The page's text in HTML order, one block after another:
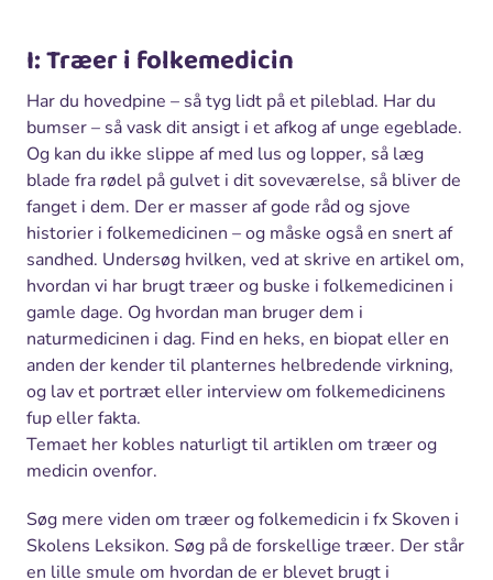
I: Træer i folkemedicin
Har du hovedpine – så tyg lidt på et pileblad. Har du
bumser – så vask dit ansigt i et afkog af unge egeblade.
Og kan du ikke slippe af med lus og lopper, så læg
blade fra rødel på gulvet i dit soveværelse, så bliver de
fanget i dem. Der er masser af gode råd og sjove
historier i folkemedicinen – og måske også en snert af
sandhed. Undersøg hvilken, ved at skrive en artikel om,
hvordan vi har brugt træer og buske i folkemedicinen i
gamle dage. Og hvordan man bruger dem i
naturmedicinen i dag. Find en heks, en biopat eller en
anden der kender til planternes helbredende virkning,
og lav et portræt eller interview om folkemedicinens
fup eller fakta.
Temaet her kobles naturligt til artiklen om træer og
medicin ovenfor.
Søg mere viden om træer og folkemedicin i fx Skoven i
Skolens Leksikon. Søg på de forskellige træer. Der står
en lille smule om hvordan de er blevet brugt i